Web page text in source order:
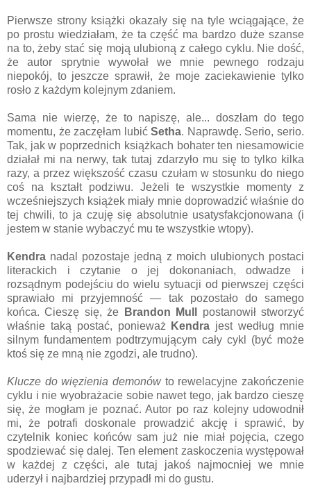
Pierwsze strony książki okazały się na tyle wciągające, że
po prostu wiedziałam, że ta część ma bardzo duże szanse
na to, żeby stać się moją ulubioną z całego cyklu. Nie dość,
że autor sprytnie wywołał we mnie pewnego rodzaju
niepokój, to jeszcze sprawił, że moje zaciekawienie tylko
rosło z każdym kolejnym zdaniem.
Sama nie wierzę, że to napiszę, ale... doszłam do tego
momentu, że zaczęłam lubićSetha. Naprawdę. Serio, serio.
Tak, jak w poprzednich książkach bohater ten niesamowicie
działał mi na nerwy, tak tutaj zdarzyło mu się to tylko kilka
razy, a przez większość czasu czułam w stosunku do niego
coś na kształt podziwu. Jeżeli te wszystkie momenty z
wcześniejszych książek miały mnie doprowadzić właśnie do
tej chwili, to ja czuję się absolutnie usatysfakcjonowana (i
jestem w stanie wybaczyć mu te wszystkie wtopy).
Kendra nadal pozostaje jedną z moich ulubionych postaci
literackich i czytanie o jej dokonaniach, odwadze i
rozsądnym podejściu do wielu sytuacji od pierwszej części
sprawiało mi przyjemność — tak pozostało do samego
końca. Cieszę się, że
Brandon Mull
postanowił stworzyć
właśnie taką postać, ponieważ Kendra jest według mnie
silnym fundamentem podtrzymującym cały cykl (być może
ktoś się ze mną nie zgodzi, ale trudno).
Klucze do więzienia demonówto rewelacyjne zakończenie
cyklu i nie wyobrażacie sobie nawet tego, jak bardzo cieszę
się, że mogłam je poznać. Autor po raz kolejny udowodnił
mi, że potrafi doskonale prowadzić akcję i sprawić, by
czytelnik koniec końców sam już nie miał pojęcia, czego
spodziewać się dalej. Ten element zaskoczenia występował
w każdej z części, ale tutaj jakoś najmocniej we mnie
uderzył i najbardziej przypadł mi do gustu.